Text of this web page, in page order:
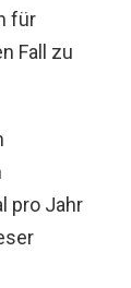
für
Fall zu
pro Jahr